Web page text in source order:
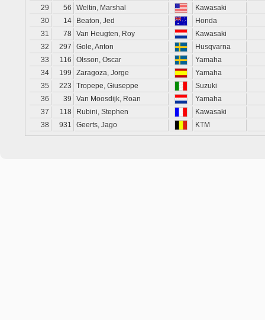
29
56 Weltin, Marshal
Kawasaki
30
14 Beaton, Jed
Honda
31
78 Van Heugten, Roy
Kawasaki
32
297 Gole, Anton
Husqvarna
33
116 Olsson, Oscar
Yamaha
34
199 Zaragoza, Jorge
Yamaha
35
223 Tropepe, Giuseppe
Suzuki
36
39 Van Moosdijk, Roan
Yamaha
37
118 Rubini, Stephen
Kawasaki
38
931 Geerts, Jago KTM